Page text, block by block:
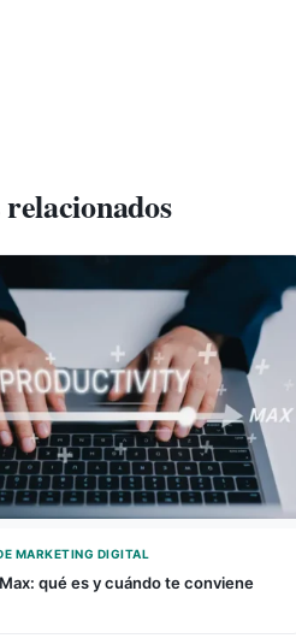
MARKETING DIGITAL
qué es y cuándo te conviene